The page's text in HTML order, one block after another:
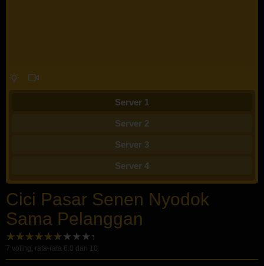
Server 1
Server 2
Server 3
Server 4
Cici Pasar Senen Nyodok
Sama Pelanggan
7 voting, rata-rata 6.0 dari 10